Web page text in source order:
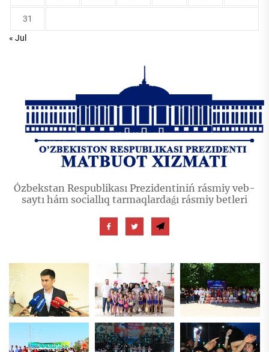
31
« Jul
Ózbekstan Respublikası Prezidentiniń rásmiy veb-
saytı hám sociallıq tarmaqlardaǵı rásmiy betleri